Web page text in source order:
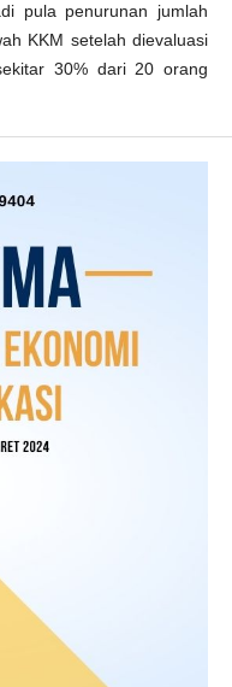
pula penurunan jumlah
KKM setelah dievaluasi
30% dari 20 orang